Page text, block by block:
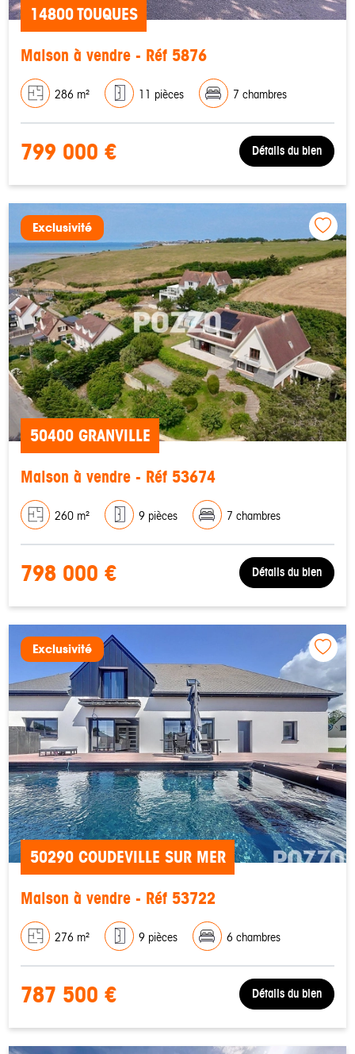
14800 TOUQUES
Maison à vendre - Réf 5876
286 m² 11 pièces 7 chambres
799 000 € Détails du bien
Exclusivité
50400 GRANVILLE
Maison à vendre - Réf 53674
260 m² 9 pièces 7 chambres
798 000 € Détails du bien
Exclusivité
50290 COUDEVILLE SUR MER
Maison à vendre - Réf 53722
276 m² 9 pièces 6 chambres
787 500 € Détails du bien